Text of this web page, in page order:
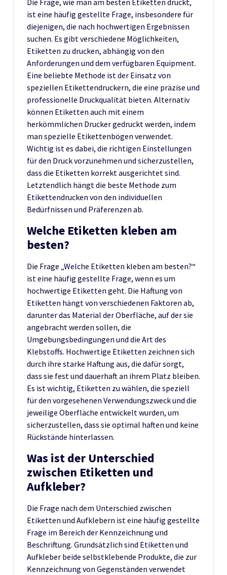
ist eine häufig gestellte Frage, insbesondere für
diejenigen, die nach hochwertigen Ergebnissen
suchen. Es gibt verschiedene Möglichkeiten,
Etiketten zu drucken, abhängig von den
Anforderungen und dem verfügbaren Equipment.
Eine beliebte Methode ist der Einsatz von
speziellen Etikettendruckern, die eine präzise und
professionelle Druckqualität bieten. Alternativ
können Etiketten auch mit einem
herkömmlichen Drucker gedruckt werden, indem
man spezielle Etikettenbögen verwendet.
Wichtig ist es dabei, die richtigen Einstellungen
für den Druck vorzunehmen und sicherzustellen,
dass die Etiketten korrekt ausgerichtet sind.
Letztendlich hängt die beste Methode zum
Etikettendrucken von den individuellen
Bedürfnissen und Präferenzen ab.
Welche Etiketten kleben am
besten?
Die Frage „Welche Etiketten kleben am besten?“
ist eine häufig gestellte Frage, wenn es um
hochwertige Etiketten geht. Die Haftung von
Etiketten hängt von verschiedenen Faktoren ab,
darunter das Material der Oberfläche, auf der sie
angebracht werden sollen, die
Umgebungsbedingungen und die Art des
Klebstoffs. Hochwertige Etiketten zeichnen sich
durch ihre starke Haftung aus, die dafür sorgt,
dass sie fest und dauerhaft an ihrem Platz bleiben.
Es ist wichtig, Etiketten zu wählen, die speziell
für den vorgesehenen Verwendungszweck und die
jeweilige Oberfläche entwickelt wurden, um
sicherzustellen, dass sie optimal haften und keine
Rückstände hinterlassen.
Was ist der Unterschied
zwischen Etiketten und
Aufkleber?
Die Frage nach dem Unterschied zwischen
Etiketten und Aufklebern ist eine häufig gestellte
Frage im Bereich der Kennzeichnung und
Beschriftung. Grundsätzlich sind Etiketten und
Aufkleber beide selbstklebende Produkte, die zur
Kennzeichnung von Gegenständen verwendet